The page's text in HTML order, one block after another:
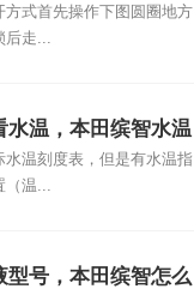
方式首先操作下图圆圈地方
后走...
水温，本田缤智水温
温刻度表，但是有水温指
温...
型号，本田缤智怎么